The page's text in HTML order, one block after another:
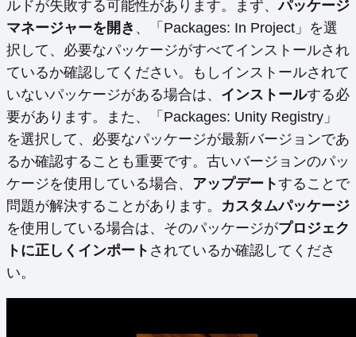
ルドが失敗する可能性があります。まず、パッケージ
マネージャーを開き 、「Packages: In Project」を選
択して、必要なパッケージがすべてインストールされ
ているか確認してください。もしインストールされて
いないパッケージがある場合は、 インストールする必
要があります。また、「Packages: Unity Registry」
を選択して、必要なパッケージが最新バージョンであ
るか確認することも重要です。古いバージョンのパッ
ケージを使用している場合、 アップデートすることで
問題が解決することがあります。 カスタムパッケージ
を使用している場合は、そのパッケージがプロジェク
トに正しくインポート されているか確認してくださ
い。